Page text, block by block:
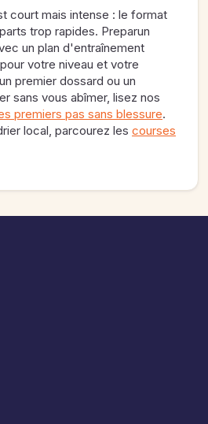
court mais intense : le format
trop rapides. Preparun
un plan d'entraînement
votre niveau et votre
premier dossard ou un
sans vous abîmer, lisez nos
premiers pas sans blessure.
local, parcourez les courses